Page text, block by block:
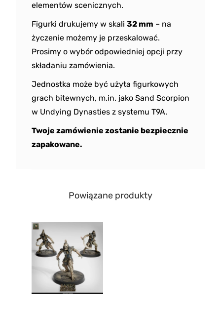
elementów scenicznych.
Figurki drukujemy w skali 32 mm – na
życzenie możemy je przeskalować.
Prosimy o wybór odpowiedniej opcji przy
składaniu zamówienia.
Jednostka może być użyta figurkowych
grach bitewnych, m.in. jako Sand Scorpion
w Undying Dynasties z systemu T9A.
Twoje zamówienie zostanie bezpiecznie
zapakowane.
Powiązane produkty